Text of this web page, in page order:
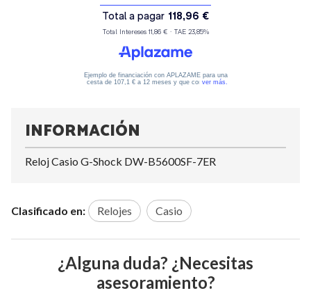
INFORMACIÓN
Reloj Casio G-Shock DW-B5600SF-7ER
Clasificado en: Relojes Casio
¿Alguna duda? ¿Necesitas
asesoramiento?